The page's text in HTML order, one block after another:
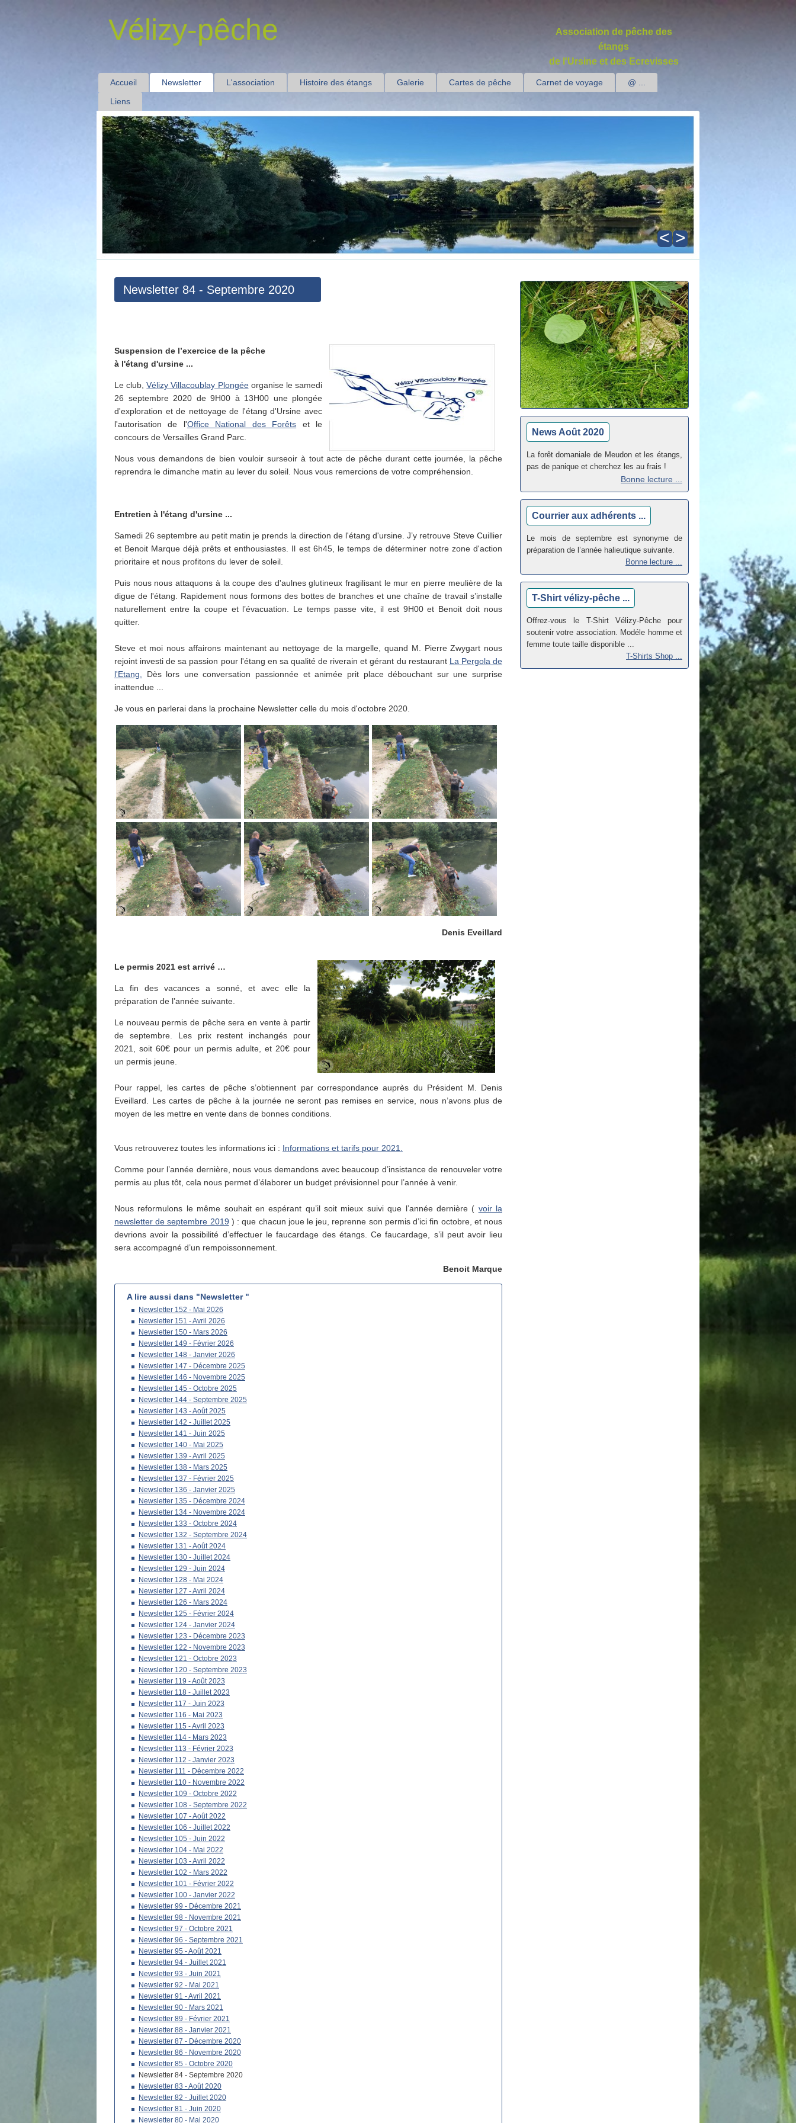
Vélizy-pêche
Association de pêche des
étangs
de l'Ursine et des Ecrevisses
Accueil Newsletter L'association Histoire des étangs Galerie Cartes de pêche Carnet de voyage
@ ...
Liens
< >
Newsletter 84 - Septembre 2020
Suspension de l’exercice de la pêche
à l'étang d'ursine ...
Le club,Vélizy Villacoublay Plongéeorganise le samedi
26 septembre 2020 de 9H00 à 13H00 une plongée
d'exploration et de nettoyage de l'étang d'Ursine avec
l'autorisation de l'Office National des Forêts et le
concours de Versailles Grand Parc.
Nous vous demandons de bien vouloir surseoir à tout acte de pêche durant cette journée, la pêche
reprendra le dimanche matin au lever du soleil. Nous vous remercions de votre compréhension.
Entretien à l'étang d'ursine ...
Samedi 26 septembre au petit matin je prends la direction de l'étang d'ursine. J’y retrouve Steve Cuillier
et Benoit Marque déjà prêts et enthousiastes. Il est 6h45, le temps de déterminer notre zone d'action
prioritaire et nous profitons du lever de soleil.
Puis nous nous attaquons à la coupe des d'aulnes glutineux fragilisant le mur en pierre meulière de la
digue de l'étang. Rapidement nous formons des bottes de branches et une chaîne de travail s’installe
naturellement entre la coupe et l’évacuation. Le temps passe vite, il est 9H00 et Benoit doit nous
quitter.
Steve et moi nous affairons maintenant au nettoyage de la margelle, quand M. Pierre Zwygart nous
rejoint investi de sa passion pour l'étang en sa qualité de riverain et gérant du restaurant La Pergola de
l'Etang.
Dès lors une conversation passionnée et animée prit place débouchant sur une surprise
inattendue ...
Je vous en parlerai dans la prochaine Newsletter celle du mois d'octobre 2020.
Denis Eveillard
Le permis 2021 est arrivé …
La fin des vacances a sonné, et avec elle la
préparation de l’année suivante.
Le nouveau permis de pêche sera en vente à partir
de septembre. Les prix restent inchangés pour
2021, soit 60€ pour un permis adulte, et 20€ pour
un permis jeune.
Pour rappel, les cartes de pêche s’obtiennent par correspondance auprès du Président M. Denis
Eveillard. Les cartes de pêche à la journée ne seront pas remises en service, nous n’avons plus de
moyen de les mettre en vente dans de bonnes conditions.
Vous retrouverez toutes les informations ici : Informations et tarifs pour 2021.
Comme pour l’année dernière, nous vous demandons avec beaucoup d’insistance de renouveler votre
permis au plus tôt, cela nous permet d’élaborer un budget prévisionnel pour l’année à venir.
Nous reformulons le même souhait en espérant qu’il soit mieux suivi que l’année dernière ( voir la
newsletter de septembre 2019 ) : que chacun joue le jeu, reprenne son permis d’ici fin octobre, et nous
devrions avoir la possibilité d’effectuer le faucardage des étangs. Ce faucardage, s’il peut avoir lieu
sera accompagné d’un rempoissonnement.
Benoit Marque
A lire aussi dans "Newsletter "
Newsletter 152 - Mai 2026
Newsletter 151 - Avril 2026
Newsletter 150 - Mars 2026
Newsletter 149 - Février 2026
Newsletter 148 - Janvier 2026
Newsletter 147 - Décembre 2025
Newsletter 146 - Novembre 2025
Newsletter 145 - Octobre 2025
Newsletter 144 - Septembre 2025
Newsletter 143 - Août 2025
Newsletter 142 - Juillet 2025
Newsletter 141 - Juin 2025
Newsletter 140 - Mai 2025
Newsletter 139 - Avril 2025
Newsletter 138 - Mars 2025
Newsletter 137 - Février 2025
Newsletter 136 - Janvier 2025
Newsletter 135 - Décembre 2024
Newsletter 134 - Novembre 2024
Newsletter 133 - Octobre 2024
Newsletter 132 - Septembre 2024
Newsletter 131 - Août 2024
Newsletter 130 - Juillet 2024
Newsletter 129 - Juin 2024
Newsletter 128 - Mai 2024
Newsletter 127 - Avril 2024
Newsletter 126 - Mars 2024
Newsletter 125 - Février 2024
Newsletter 124 - Janvier 2024
Newsletter 123 - Décembre 2023
Newsletter 122 - Novembre 2023
Newsletter 121 - Octobre 2023
Newsletter 120 - Septembre 2023
Newsletter 119 - Août 2023
Newsletter 118 - Juillet 2023
Newsletter 117 - Juin 2023
Newsletter 116 - Mai 2023
Newsletter 115 - Avril 2023
Newsletter 114 - Mars 2023
Newsletter 113 - Février 2023
Newsletter 112 - Janvier 2023
Newsletter 111 - Décembre 2022
Newsletter 110 - Novembre 2022
Newsletter 109 - Octobre 2022
Newsletter 108 - Septembre 2022
Newsletter 107 - Août 2022
Newsletter 106 - Juillet 2022
Newsletter 105 - Juin 2022
Newsletter 104 - Mai 2022
Newsletter 103 - Avril 2022
Newsletter 102 - Mars 2022
Newsletter 101 - Février 2022
Newsletter 100 - Janvier 2022
Newsletter 99 - Décembre 2021
Newsletter 98 - Novembre 2021
Newsletter 97 - Octobre 2021
Newsletter 96 - Septembre 2021
Newsletter 95 - Août 2021
Newsletter 94 - Juillet 2021
Newsletter 93 - Juin 2021
Newsletter 92 - Mai 2021
Newsletter 91 - Avril 2021
Newsletter 90 - Mars 2021
Newsletter 89 - Février 2021
Newsletter 88 - Janvier 2021
Newsletter 87 - Décembre 2020
Newsletter 86 - Novembre 2020
Newsletter 85 - Octobre 2020
Newsletter 84 - Septembre 2020
Newsletter 83 - Août 2020
Newsletter 82 - Juillet 2020
Newsletter 81 - Juin 2020
Newsletter 80 - Mai 2020
News Août 2020
La forêt domaniale de Meudon et les étangs,
pas de panique et c herchez les au frais !
Bonne lecture ...
Courrier aux adhérents ...
Le mois de septembre est synonyme de
préparation de l’année halieutique suivante.
Bonne lecture ...
T-Shirt vélizy-pêche ...
Offrez-vous le T-Shirt Vélizy-Pêche pour
soutenir votre association. Modéle homme et
femme toute taille disponible ...
T-Shirts Shop ...